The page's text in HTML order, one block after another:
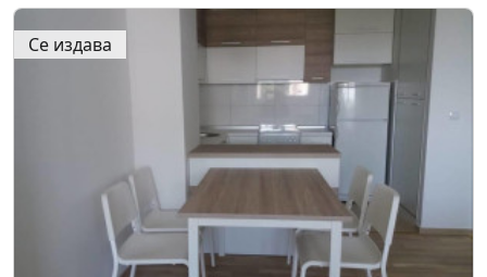
Се издава